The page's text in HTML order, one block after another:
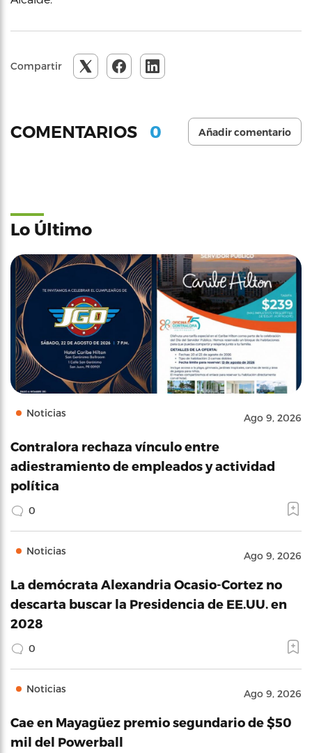
Compartir
COMENTARIOS 0 Añadir comentario
Lo Último
Noticias Ago 9, 2026
Contralora rechaza vínculo entre
adiestramiento de empleados y actividad
política
0
Noticias Ago 9, 2026
La demócrata Alexandria Ocasio-Cortez no
descarta buscar la Presidencia de EE.UU. en
2028
0
Noticias Ago 9, 2026
Cae en Mayagüez premio segundario de $50
mil del Powerball